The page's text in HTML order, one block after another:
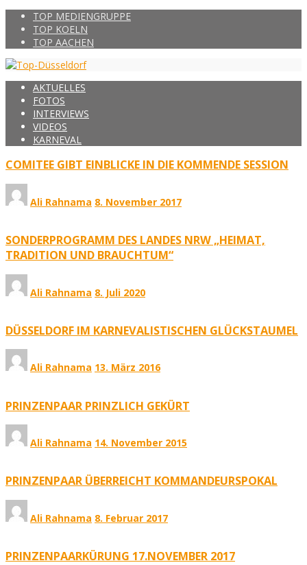
TOP MEDIENGRUPPE
TOP KOELN
TOP AACHEN
AKTUELLES
FOTOS
INTERVIEWS
VIDEOS
KARNEVAL
COMITEE GIBT EINBLICKE IN DIE KOMMENDE SESSION
Ali Rahnama 8. November 2017
SONDERPROGRAMM DES LANDES NRW „HEIMAT,
TRADITION UND BRAUCHTUM“
Ali Rahnama 8. Juli 2020
DÜSSELDORF IM KARNEVALISTISCHEN GLÜCKSTAUMEL
Ali Rahnama 13. März 2016
PRINZENPAAR PRINZLICH GEKÜRT
Ali Rahnama 14. November 2015
PRINZENPAAR ÜBERREICHT KOMMANDEURSPOKAL
Ali Rahnama 8. Februar 2017
PRINZENPAARKÜRUNG 17.NOVEMBER 2017